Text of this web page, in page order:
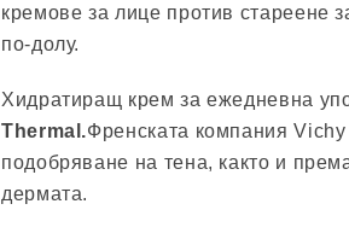
кремове за лице против стареене
по-долу.
Хидратиращ крем за ежедневна
Thermal.Френската компания
подобряване на тена, както и
дермата.